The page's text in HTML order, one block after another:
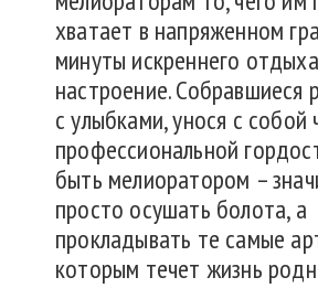
хватает в напряженном
минуты искреннего
настроение. Собравшиеся
с улыбками, унося с собой
профессиональной
быть мелиоратором –
просто осушать болота, а
прокладывать те самые
которым течет жизнь